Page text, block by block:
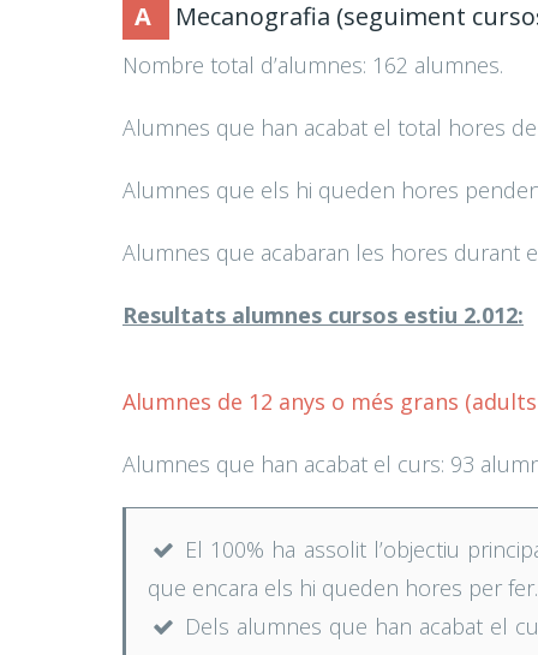
A Mecanografia (seguiment
Nombre total d’alumnes: 162 alumnes.
Alumnes que han acabat el total hores
Alumnes que els hi queden hores
Alumnes que acabaran les hores durant
Resultats alumnes cursos estiu 2.012:
Alumnes de 12 anys o més grans
Alumnes que han acabat el curs: 93
El 100% ha assolit l’objectiu
que encara els hi queden hores per fer.
Dels alumnes que han acabat el